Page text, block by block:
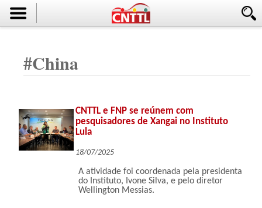
#China
CNTTL e FNP se reúnem com
pesquisadores de Xangai no Instituto
Lula
18/07/2025
A atividade foi coordenada pela presidenta
do Instituto, Ivone Silva, e pelo diretor
Wellington Messias.